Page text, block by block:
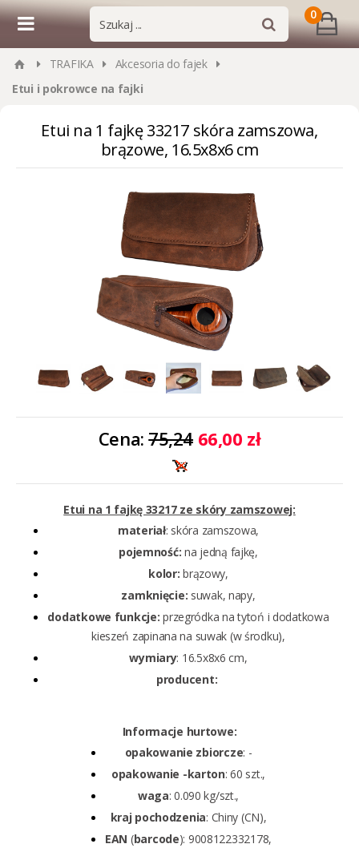
0
TRAFIKA
Akcesoria do fajek
Etui i pokrowce na fajki
Etui na 1 fajkę 33217 skóra zamszowa,
brązowe, 16.5x8x6 cm
Cena:75,24 66,00 zł
Etui na 1 fajkę 33217 ze skóry zamszowej:
materiał: skóra zamszowa,
pojemność:na jedną fajkę,
kolor: brązowy,
zamknięcie: suwak, napy,
dodatkowe funkcje: przegródka na tytoń i dodatkowa
kieszeń zapinana na suwak (w środku),
wymiary: 16.5x8x6 cm,
producent:
Informacje hurtowe:
opakowanie zbiorcze: -
opakowanie -karton: 60 szt.,
waga: 0.090 kg/szt.,
kraj pochodzenia: Chiny (CN),
EAN (barcode): 9008122332178,